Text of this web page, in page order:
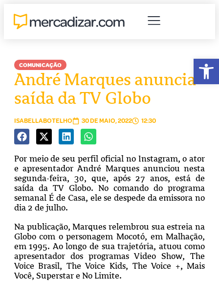
COMUNICAÇÃO
André Marques anuncia
saída da TV Globo
ISABELLABOTELHO 30 DE MAIO, 2022 12:30
Por meio de seu perfil oficial no Instagram, o ator
e apresentador André Marques anunciou nesta
segunda-feira, 30, que, após 27 anos, está de
saída da TV Globo. No comando do programa
semanal É de Casa, ele se despede da emissora no
dia 2 de julho.
Na publicação, Marques relembrou sua estreia na
Globo com o personagem Mocotó, em Malhação,
em 1995. Ao longo de sua trajetória, atuou como
apresentador dos programas Video Show, The
Voice Brasil, The Voice Kids, The Voice +, Mais
Você, Superstar e No Limite.